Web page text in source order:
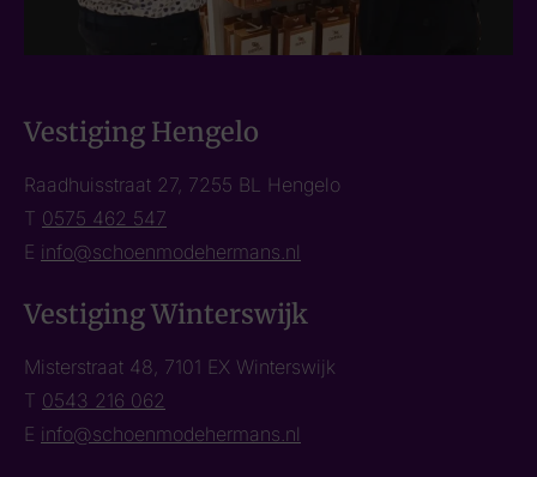
Vestiging Hengelo
Raadhuisstraat 27, 7255 BL Hengelo
T 0575 462 547
E info@schoenmodehermans.nl
Vestiging Winterswijk
Misterstraat 48, 7101 EX Winterswijk
T 0543 216 062
E info@schoenmodehermans.nl